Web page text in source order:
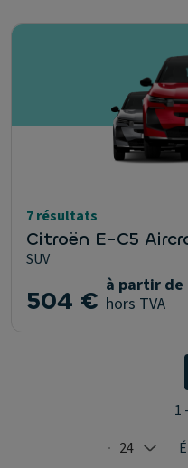
7 résultats
Citroën E-C5
SUV
504 € à partir de
hors TVA
Selected: 24
24
1